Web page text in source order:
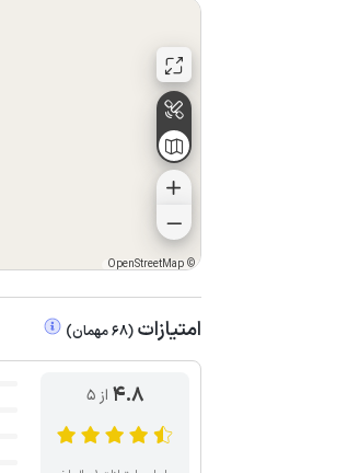
©
OpenStreetMap
امتیازات (
68مهمان)
4.8 از ۵